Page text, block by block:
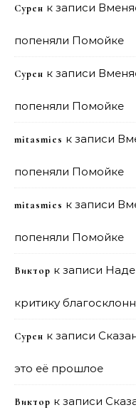
Сурен к записи
попеняли Помойке
Сурен к записи
попеняли Помойке
mitasmies к записи
попеняли Помойке
mitasmies к записи
попеняли Помойке
Виктор к записи
критику
Сурен к записи
это её прошлое
Виктор к записи